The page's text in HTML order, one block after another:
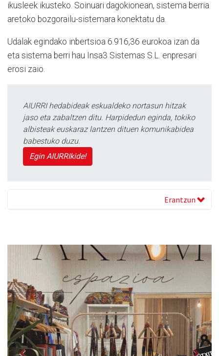
ikusleek ikusteko. Soinuari dagokionean, sistema berria
aretoko bozgorailu-sistemara konektatu da.
Udalak egindako inbertsioa 6.916,36 eurokoa izan da
eta sistema berri hau Insa3 Sistemas S.L. enpresari
erosi zaio.
AIURRI hedabideak eskualdeko nortasun hitzak
jaso eta zabaltzen ditu. Harpidedun eginda, tokiko
albisteak euskaraz lantzen dituen komunikabidea
babestuko duzu.
Egin AIURRIkide!
Erantzun